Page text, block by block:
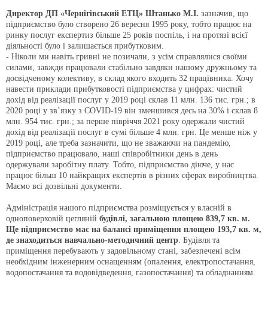
Директор ДП «Чернігівський ЕТЦ» Штанько М.І. зазначив, що
підприємство було створено 26 вересня 1995 року, тобто працює на
ринку послуг експертиз більше 25 років поспіль, і на протязі всієї
діяльності було і залишається прибутковим.
- Ніколи ми навіть гривні не позичали, з усім справлялися своїми
силами, завжди працювали стабільно завдяки нашому дружньому та
досвідченому колективу, в склад якого входить 32 працівника. Хочу
навести приклади прибутковості підприємства у цифрах: чистий
дохід від реалізації послуг у 2019 році склав 11 млн. 136 тис. грн.; в
2020 році у зв’язку з COVID-19 він зменшився десь на 30% і склав 8
млн. 954 тис. грн.; за перше півріччя 2021 року одержали чистий
дохід від реалізації послуг в сумі більше 4 млн. грн. Це менше ніж у
2019 році, але треба зазначити, що не зважаючи на пандемію,
підприємство працювало, наші співробітники день в день
одержували заробітну плату. Тобто, підприємство діюче, у нас
працює більш 10 найкращих експертів в різних сферах виробництва.
Маємо всі дозвільні документи.
Адміністрація нашого підприємства розміщується у власній в
одноповерховій цегляній будівлі, загальною площею 839,7 кв. м.
Ще підприємство має на балансі приміщення площею 193,7 кв. м,
де знаходиться навчально-методичний центр. Будівля та
приміщення перебувають у задовільному стані, забезпечені всім
необхідним інженерним оснащенням (опалення, електропостачання,
водопостачання та водовідведення, газопостачання) та обладнанням.